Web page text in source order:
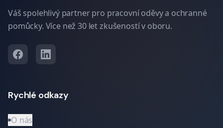
Váš spolehlivý partner pro pracovní oděvy a ochranné
pomůcky. Více než 30 let zkušeností v oboru.
Rychlé odkazy
O nás